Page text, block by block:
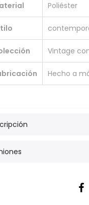
Poliéster
Vintage
Hecho a